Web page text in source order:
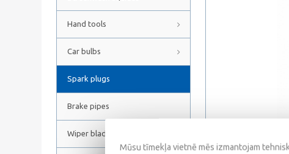
Hand tools
Car bulbs
Spark plugs
Brake pipes
Wiper blades
Mūsu tīmekļa vietnē mēs izmantojam